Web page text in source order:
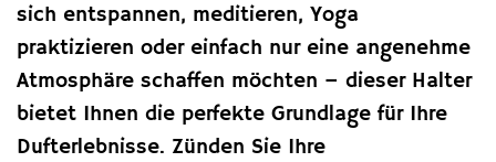
sich entspannen, meditieren, Yoga
praktizieren oder einfach nur eine angenehme
Atmosphäre schaffen möchten – dieser Halter
bietet Ihnen die perfekte Grundlage für Ihre
Dufterlebnisse. Zünden Sie Ihre